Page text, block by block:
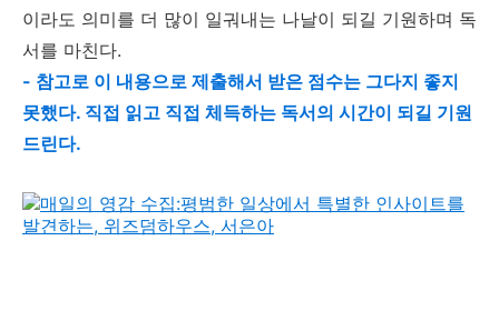
이라도 의미를 더 많이 일궈내는 나날이 되길 기원하며 독
서를 마친다.
- 참고로 이 내용으로 제출해서 받은 점수는 그다지 좋지
못했다. 직접 읽고 직접 체득하는 독서의 시간이 되길 기원
드린다.